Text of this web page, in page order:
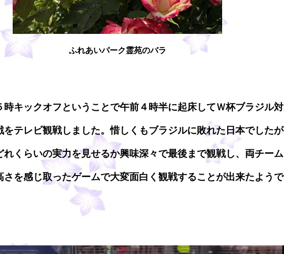
ふれあいパーク霊苑のバラ
時キックオフということで午前４時半に起床してＷ杯ブラジル対
をテレビ観戦しました。惜しくもブラジルに敗れた日本でしたが
れくらいの実力を見せるか興味深々で最後まで観戦し、両チーム
さを感じ取ったゲームで大変面白く観戦することが出来たようで